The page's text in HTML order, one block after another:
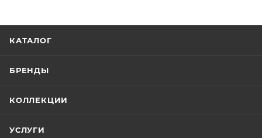
КАТАЛОГ
БРЕНДЫ
КОЛЛЕКЦИИ
УСЛУГИ